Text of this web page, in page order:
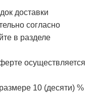
доставки
согласно
в разделе
осуществляется
10 (десяти) %